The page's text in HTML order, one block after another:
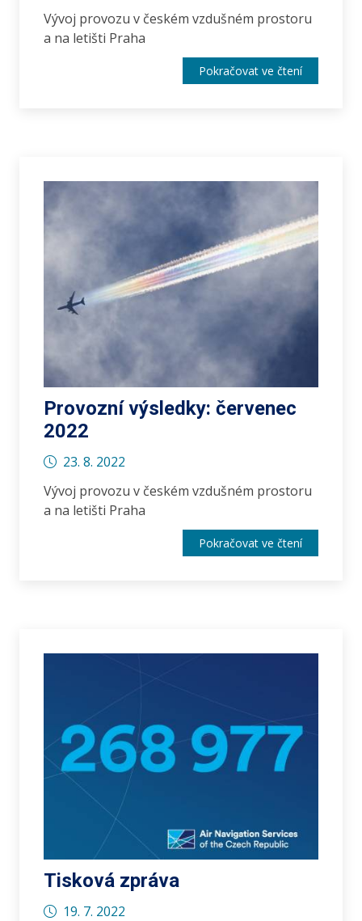
Vývoj provozu v českém vzdušném prostoru
a na letišti Praha
Pokračovat ve čtení
Provozní výsledky: červenec
2022
23. 8. 2022
Vývoj provozu v českém vzdušném prostoru
a na letišti Praha
Pokračovat ve čtení
Tisková zpráva
19. 7. 2022